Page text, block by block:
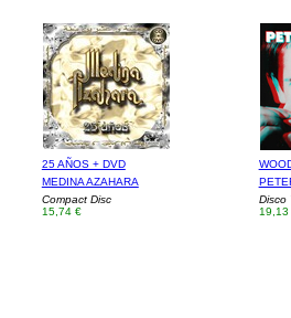
25 AÑOS + DVD
MEDINA AZAHARA
Compact Disc
15,74 €
Disco
19,13